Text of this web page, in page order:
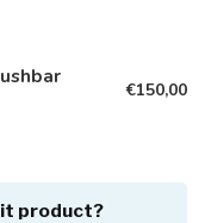
€150,00
product?